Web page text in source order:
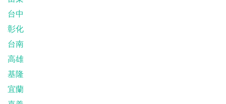
台中
彰化
台南
高雄
基隆
宜蘭